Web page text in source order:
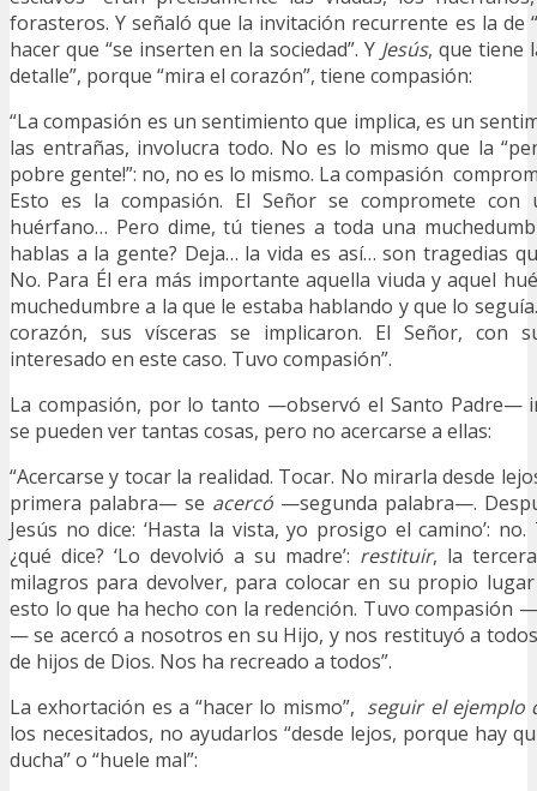
forasteros. Y señaló que la invitación recurrente es la de
hacer que “se inserten en la sociedad”. Y Jesús, que tiene
detalle”, porque “mira el corazón”, tiene compasión:
“La compasión es un sentimiento que implica, es un
las entrañas, involucra todo. No es lo mismo que la
pobre gente!”: no, no es lo mismo. La compasión
Esto es la compasión. El Señor se compromete
huérfano… Pero dime, tú tienes a toda una
hablas a la gente? Deja… la vida es así… son tragedias
No. Para Él era más importante aquella viuda y aquel
muchedumbre a la que le estaba hablando y que lo
corazón, sus vísceras se implicaron. El Señor, con
interesado en este caso. Tuvo compasión”.
La compasión, por lo tanto —observó el Santo Padre—
se pueden ver tantas cosas, pero no acercarse a ellas:
“Acercarse y tocar la realidad. Tocar. No mirarla desde
primera palabra— se acercó —segunda palabra—.
Jesús no dice: ‘Hasta la vista, yo prosigo el camino’:
¿qué dice? ‘Lo devolvió a su madre’: restituir, la
milagros para devolver, para colocar en su propio
esto lo que ha hecho con la redención. Tuvo compasión
— se acercó a nosotros en su Hijo, y nos restituyó a
de hijos de Dios. Nos ha recreado a todos”.
La exhortación es a “hacer lo mismo”, seguir el ejemplo
los necesitados, no ayudarlos “desde lejos, porque hay
ducha” o “huele mal”: